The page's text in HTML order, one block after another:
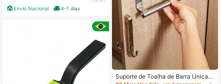
Envio Nacional 4-7 dias
Suporte de Toalha de Barra Única P